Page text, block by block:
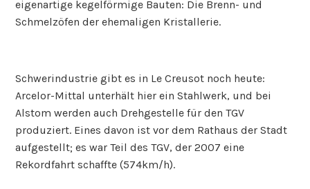
eigenartige kegelförmige Bauten: Die Brenn- und
Schmelzöfen der ehemaligen Kristallerie.
Schwerindustrie gibt es in Le Creusot noch heute:
Arcelor-Mittal unterhält hier ein Stahlwerk, und bei
Alstom werden auch Drehgestelle für den TGV
produziert. Eines davon ist vor dem Rathaus der Stadt
aufgestellt; es war Teil des TGV, der 2007 eine
Rekordfahrt schaffte (574km/h).